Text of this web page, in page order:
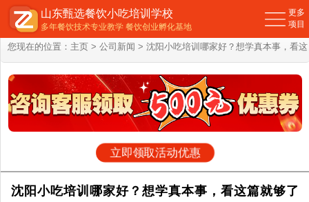
您现在的位置： 主页 > 公司新闻 > 沈阳小吃培训哪家好？想学真本事，看这
篇就够了
立即领取活动优惠
沈阳小吃培训哪家好？想学真本事，看这篇就够了
山东甄选餐饮小吃培训学校
多年餐饮技术专业教学 餐饮创业孵化基地
更多
项目